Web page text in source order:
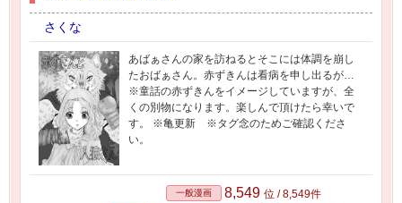
さくな
あばぁさんの家を訪ねるとそこには体調を崩し
たおばぁさん。赤ずきんは看病を申し出るが…
※童話の赤ずきんをイメージしていますが、全
くの別物になります。楽しんで頂けたら幸いで
す。 ※亀更新 ※タグ念のためご確認くださ
い。
一般漫画 8,549 位 / 8,549件